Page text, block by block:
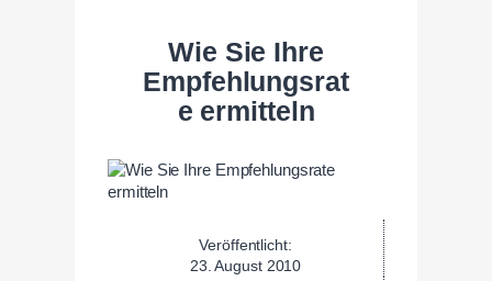
Wie Sie Ihre
Empfehlungsrat
e ermitteln
Veröffentlicht:
23. August 2010